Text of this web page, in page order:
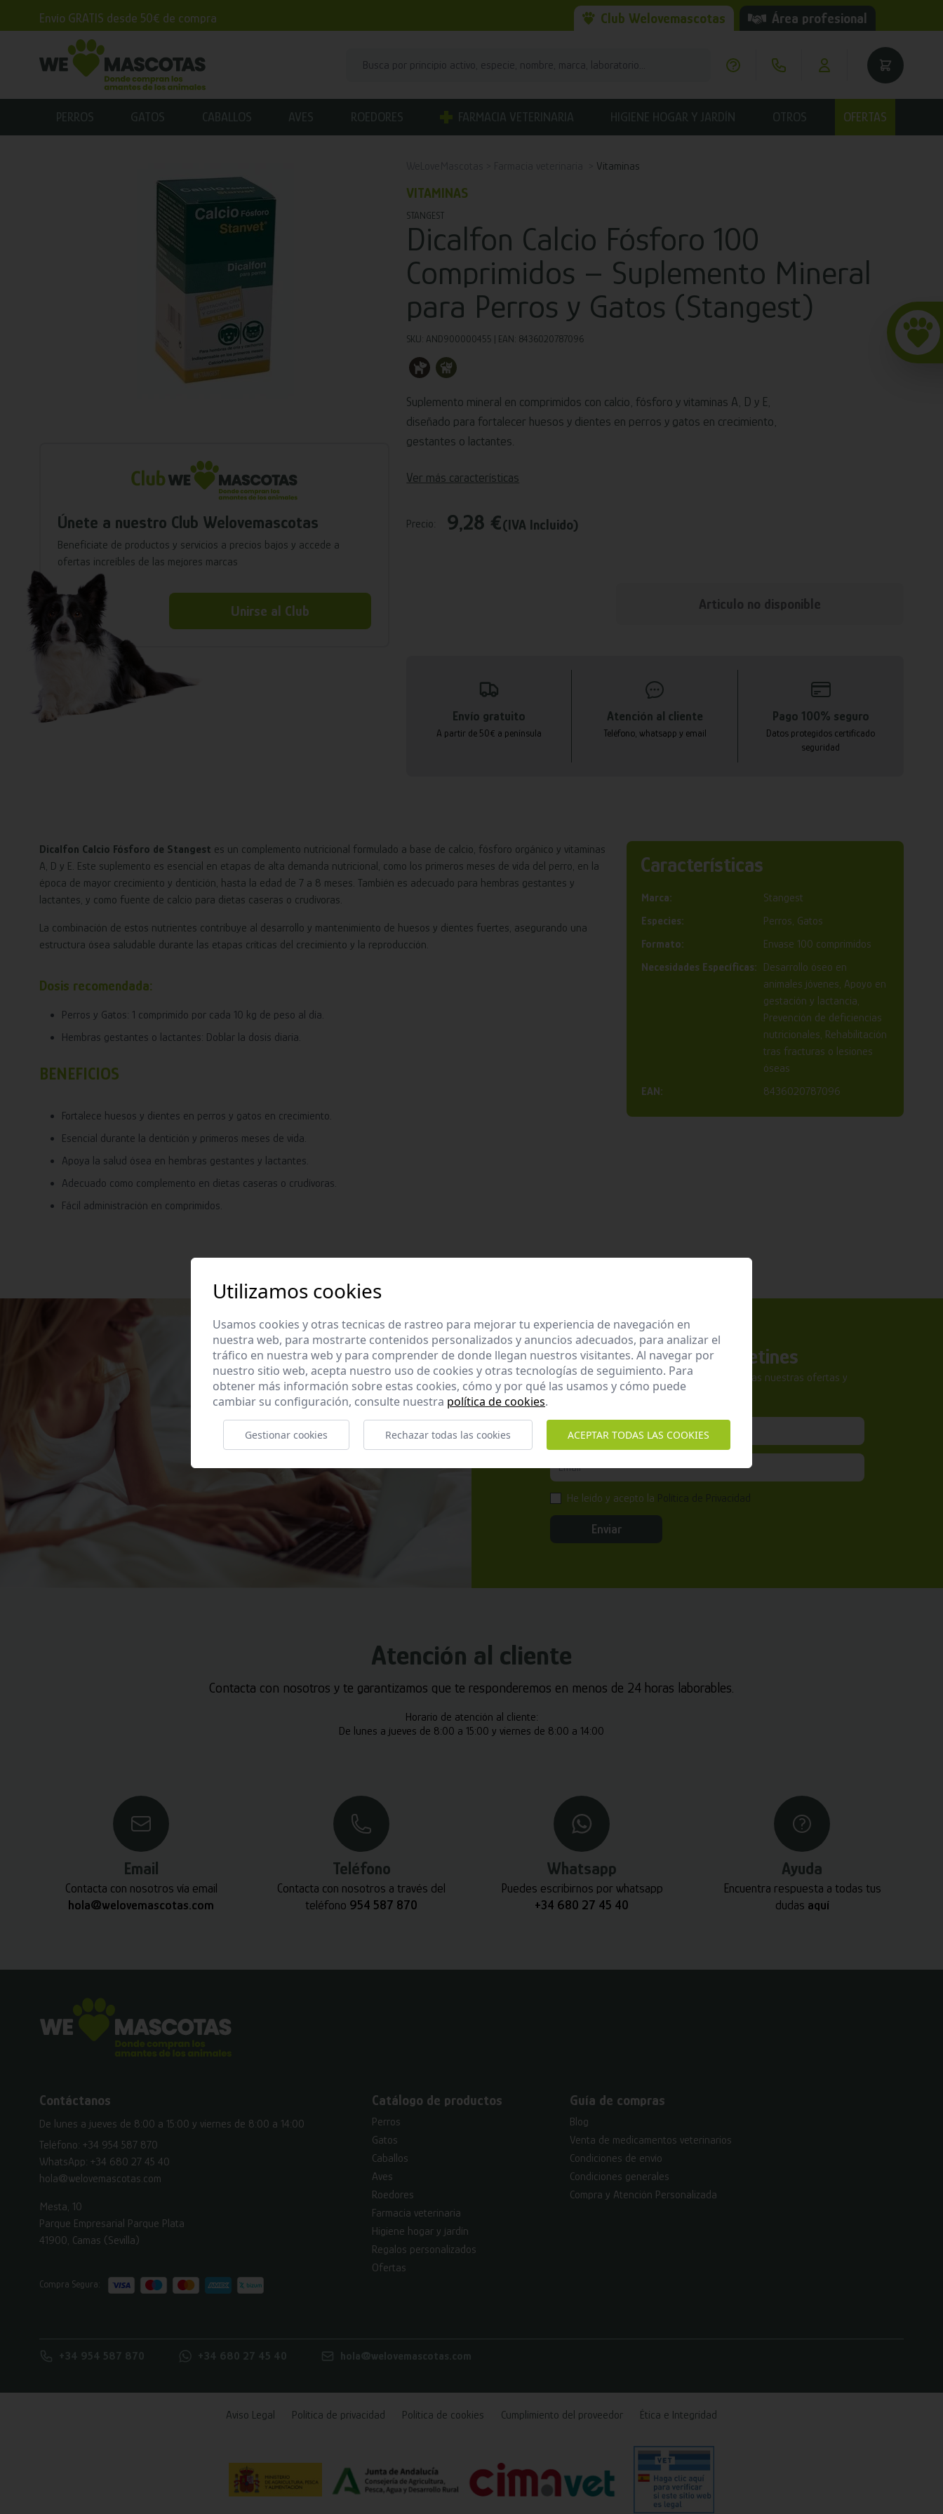
Envío GRATIS desde 50€ de compra Club Welovemascotas Área profesional
PERROS GATOS CABALLOS AVES ROEDORES FARMACIA VETERINARIA HIGIENE HOGAR Y JARDÍN OTROS OFERTAS
Únete a nuestro Club Welovemascotas
Benefíciate de productos y servicios a precios bajos y accede a
ofertas increíbles de las mejores marcas
Unirse al Club
Vitaminas
VITAMINAS
STANGEST
Dicalfon Calcio Fósforo 100
Comprimidos – Suplemento Mineral
para Perros y Gatos (Stangest)
SKU: AND900000455 | EAN: 8436020787096
Suplemento mineral en comprimidos con calcio, fósforo y vitaminas A, D y E,
diseñado para fortalecer huesos y dientes en perros y gatos en crecimiento,
gestantes o lactantes.
Ver más características
Precio: 9,28 €(IVA Incluido)
Articulo no disponible
Envío gratuito
A partir de 50€ a península
Atención al cliente
Teléfono, whatsapp y email
Pago 100% seguro
Datos protegidos certificado
seguridad
Dicalfon Calcio Fósforo de Stangest es un complemento nutricional formulado a base de calcio, fósforo orgánico y vitaminas
A, D y E. Este suplemento es esencial en etapas de alta demanda nutricional, como los primeros meses de vida del perro, en la
época de mayor crecimiento y dentición, hasta la edad de 7 a 8 meses. También es adecuado para hembras gestantes y
lactantes, y como fuente de calcio para dietas caseras o crudívoras.
La combinación de estos nutrientes contribuye al desarrollo y mantenimiento de huesos y dientes fuertes, asegurando una
estructura ósea saludable durante las etapas críticas del crecimiento y la reproducción.
Dosis recomendada:
Perros y Gatos: 1 comprimido por cada 10 kg de peso al día.
Hembras gestantes o lactantes: Doblar la dosis diaria.
BENEFICIOS
Fortalece huesos y dientes en perros y gatos en crecimiento.
Esencial durante la dentición y primeros meses de vida.
Apoya la salud ósea en hembras gestantes y lactantes.
Adecuado como complemento en dietas caseras o crudívoras.
Fácil administración en comprimidos.
Características
Marca:
Stangest
Especies:
Perros, Gatos
Formato:
Envase 100 comprimidos
Necesidades Específicas:
Desarrollo óseo en
animales jóvenes, Apoyo en
gestación y lactancia,
Prevención de deficiencias
nutricionales, Rehabilitación
tras fracturas o lesiones
óseas
EAN:
8436020787096
Apúntate a nuestros boletines
Suscríbete a nuestra newsletter y no te pierdas nuestras ofertas y
promociones exclusivas.
He leído y acepto la
Enviar
Atención al cliente
Contacta con nosotros y te garantizamos que te responderemos en menos de 24 horas laborables.
Horario de atención al cliente:
De lunes a jueves de 8:00 a 15:00 y viernes de 8:00 a 14:00
Email
Contacta con nosotros vía email
hola@welovemascotas.com
Teléfono
Contacta con nosotros a través del
teléfono 954 587 870
Whatsapp
Puedes escribirnos por whatsapp
+34 680 27 45 40
Ayuda
Encuentra respuesta a todas tus
dudas aquí
Contáctanos
De lunes a jueves de 8:00 a 15:00 y viernes de 8:00 a 14:00
Teléfono: +34 954 587 870
WhatsApp: +34 680 27 45 40
hola@welovemascotas.com
Mesta, 10
Parque Empresarial Parque Plata
41900, Camas (Sevilla)
Compra Segura:
Catálogo de productos
Perros
Gatos
Caballos
Aves
Roedores
Farmacia veterinaria
Higiene hogar y jardín
Regalos personalizados
Ofertas
Guía de compras
Blog
Venta de medicamentos veterinarios
Condiciones de envío
Condiciones generales
Compra y Atención Personalizada
+34 954 587 870 +34 680 27 45 40 hola@welovemascotas.com
Aviso Legal Política de privacidad Política de cookies Cumplimiento del proveedor Ética e Integridad
Utilizamos cookies
Usamos cookies y otras tecnicas de rastreo para mejorar tu experiencia de navegación en
nuestra web, para mostrarte contenidos personalizados y anuncios adecuados, para analizar el
tráfico en nuestra web y para comprender de donde llegan nuestros visitantes. Al navegar por
nuestro sitio web, acepta nuestro uso de cookies y otras tecnologías de seguimiento. Para
obtener más información sobre estas cookies, cómo y por qué las usamos y cómo puede
cambiar su configuración, consulte nuestra política de cookies.
Gestionar cookies Rechazar todas las cookies ACEPTAR TODAS LAS COOKIES